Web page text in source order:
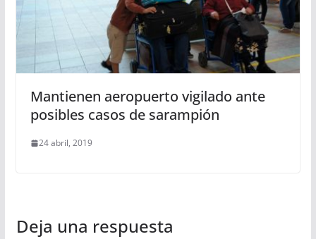
Mantienen aeropuerto vigilado ante
posibles casos de sarampión
24 abril, 2019
Deja una respuesta